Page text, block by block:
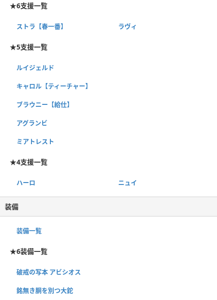
★6支援一覧
ストラ【春一番】 ラヴィ
★5支援一覧
ルイジェルド
キャロル【ティーチャー】
ブラウニー【給仕】
アグランビ
ミアトレスト
★4支援一覧
ハーロ ニュイ
装備
装備一覧
★6装備一覧
破戒の写本 アビシオス
銘無き胴を別つ大鉈